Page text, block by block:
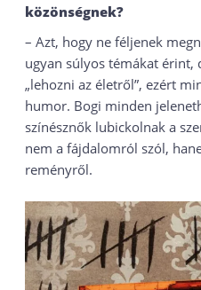
közönségnek?
– Azt, hogy ne féljenek
ugyan súlyos témákat érint,
„lehozni az életről”, ezért
humor. Bogi minden
színésznők lubickolnak a
nem a fájdalomról szól,
reményről.